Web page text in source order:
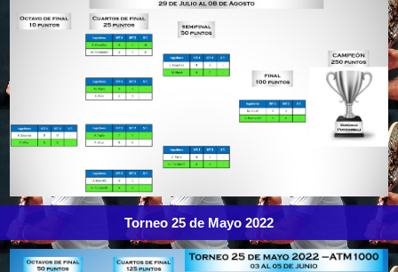
Torneo 25 de Mayo 2022